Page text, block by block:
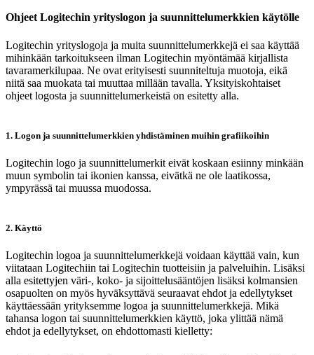
Ohjeet Logitechin yrityslogon ja suunnittelumerkkien käytölle
Logitechin yrityslogoja ja muita suunnittelumerkkejä ei saa käyttää
mihinkään tarkoitukseen ilman Logitechin myöntämää kirjallista
tavaramerkilupaa. Ne ovat erityisesti suunniteltuja muotoja, eikä
niitä saa muokata tai muuttaa millään tavalla. Yksityiskohtaiset
ohjeet logosta ja suunnittelumerkeistä on esitetty alla.
1. Logon ja suunnittelumerkkien yhdistäminen muihin grafiikoihin
Logitechin logo ja suunnittelumerkit eivät koskaan esiinny minkään
muun symbolin tai ikonien kanssa, eivätkä ne ole laatikossa,
ympyrässä tai muussa muodossa.
2. Käyttö
Logitechin logoa ja suunnittelumerkkejä voidaan käyttää vain, kun
viitataan Logitechiin tai Logitechin tuotteisiin ja palveluihin. Lisäksi
alla esitettyjen väri-, koko- ja sijoittelusääntöjen lisäksi kolmansien
osapuolten on myös hyväksyttävä seuraavat ehdot ja edellytykset
käyttäessään yrityksemme logoa ja suunnittelumerkkejä. Mikä
tahansa logon tai suunnittelumerkkien käyttö, joka ylittää nämä
ehdot ja edellytykset, on ehdottomasti kielletty: